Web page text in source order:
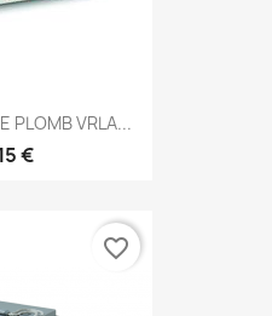
PLOMB VRLA...
€
favorite_border